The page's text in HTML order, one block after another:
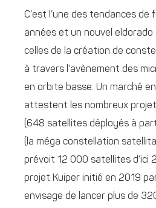
C’est l’une des tendances de
années et un nouvel eldorado
celles de la création de
à travers l’avènement des
en orbite basse. Un marché
attestent les nombreux
(648 satellites déployés à
(la méga constellation
prévoit 12 000 satellites d’ici
projet Kuiper initié en 2019
envisage de lancer plus de